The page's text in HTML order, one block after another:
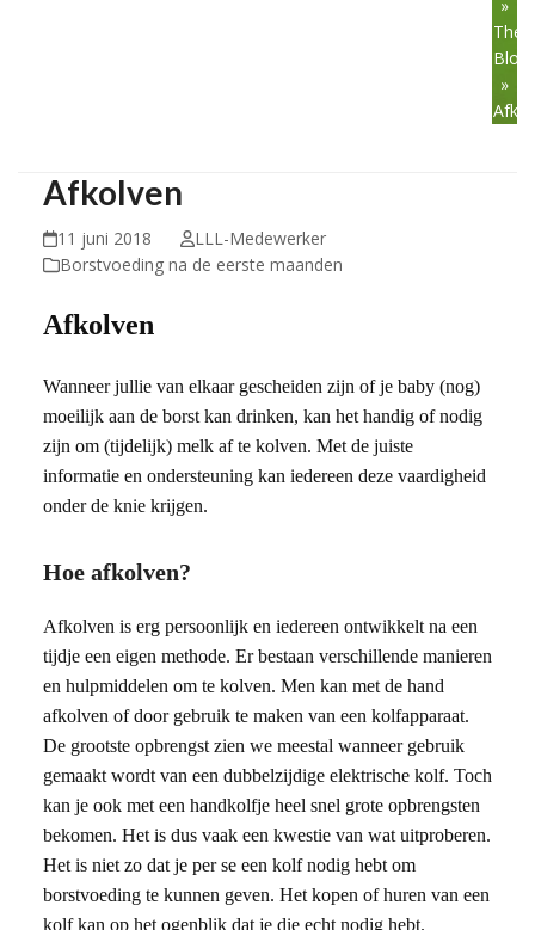
»
The
Blog
»
Afkolven
11 juni 2018
LLL-Medewerker
Borstvoeding na de eerste maanden
Afkolven
Wanneer jullie van elkaar gescheiden zijn of je baby (nog)
moeilijk aan de borst kan drinken, kan het handig of nodig
zijn om (tijdelijk) melk af te kolven. Met de juiste
informatie en ondersteuning kan iedereen deze vaardigheid
onder de knie krijgen.
Hoe afkolven?
Afkolven is erg persoonlijk en iedereen ontwikkelt na een
tijdje een eigen methode. Er bestaan verschillende manieren
en hulpmiddelen om te kolven. Men kan met de hand
afkolven of door gebruik te maken van een kolfapparaat.
De grootste opbrengst zien we meestal wanneer gebruik
gemaakt wordt van een dubbelzijdige elektrische kolf. Toch
kan je ook met een handkolfje heel snel grote opbrengsten
bekomen. Het is dus vaak een kwestie van wat uitproberen.
Het is niet zo dat je per se een kolf nodig hebt om
borstvoeding te kunnen geven. Het kopen of huren van een
kolf kan op het ogenblik dat je die echt nodig hebt.